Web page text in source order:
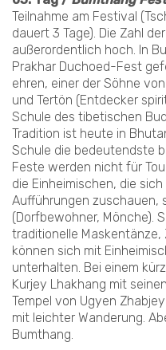
Teilnahme am Festival
dauert 3 Tage). Die Zahl
außerordentlich hoch. In
Prakhar Duchoed-Fest
ehren, einer der Söhne
und Tertön (Entdecker
Schule des tibetischen
Tradition ist heute in
Schule die bedeutendste
Feste werden nicht für
die Einheimischen, die
Aufführungen zuschauen,
(Dorfbewohner, Mönche).
traditionelle Maskentänze,
können sich mit
unterhalten. Bei einem
Kurjey Lhakhang mit
Tempel von Ugyen
mit leichter Wanderung.
Bumthang.